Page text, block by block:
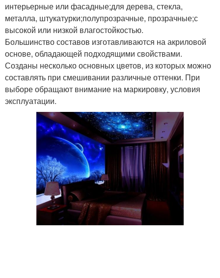
интерьерные или фасадные;для дерева, стекла,
металла, штукатурки;полупрозрачные, прозрачные;с
высокой или низкой влагостойкостью.
Большинство составов изготавливаются на акриловой
основе, обладающей подходящими свойствами.
Созданы несколько основных цветов, из которых можно
составлять при смешивании различные оттенки. При
выборе обращают внимание на маркировку, условия
эксплуатации.